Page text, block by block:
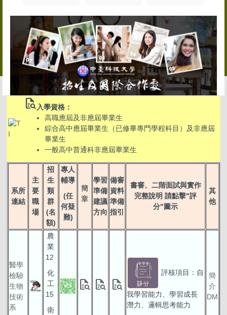
quick_reference_all 入學資格：
高職應屆及非應屆畢業生
綜合高中應屆畢業生（已修畢專門學程科目）及非應屆
畢業生
一般高中普通科非應屆畢業生
系所
連結
主
要
職
場
招
生
類
群
(名
額)
專人
輔導
(任
何疑
難)
簡
章
學習
準備
建議
方向
備審
資料
準備
指引
書審、二階面試與實作
完整說明 請點擊"評
分"圖示
其
他
醫學
檢驗
生物
技術
系
農
業
12
化
工
15
衛
quick_reference_all quick_reference_all quick_reference_all
評核項目：自
我學習能力、學習成長
潛力、邏輯思考能力
簡
介
DM